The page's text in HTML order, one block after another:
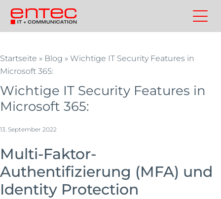
Zum
Inhalt
springen
Entec
|
Outsourcing
und
Cloud
Kontakt Suchen
Startseite » Blog »Wichtige IT Security Features in
Microsoft 365:
Wichtige IT Security Features in
Microsoft 365:
13. September 2022
Multi-Faktor-
Authentifizierung (MFA) und
Identity Protection